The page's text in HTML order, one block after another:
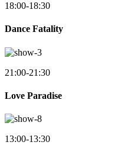
18:00-18:30
Dance Fatality
21:00-21:30
Love Paradise
13:00-13:30